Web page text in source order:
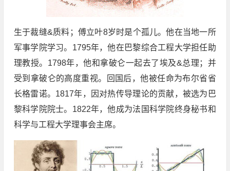
生于裁缝&质料；傅立叶8岁时是个孤儿。他在当地一所
军事学院学习。1795年，他在巴黎综合工程大学担任助
理教授。1798年，他和拿破仑一起去了埃及&总理；并
受到拿破仑的高度重视。回国后，他被任命为布尔省省
长格雷诺。1817年，因对热传导理论的贡献，被选为巴
黎科学院院士。1822年，他成为法国科学院终身秘书和
科学与工程大学理事会主席。